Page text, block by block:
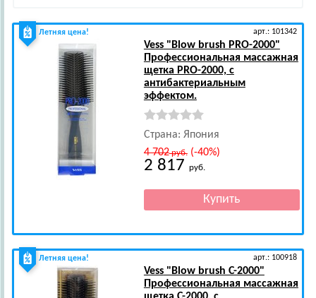
Летняя цена! арт.: 101342
Vess"Blow brush PRO-2000"
Профессиональная массажная
щетка PRO-2000, с
антибактериальным
эффектом.
Страна: Япония
4 702руб.(-40%)
2 817 руб.
Летняя цена! арт.: 100918
Vess"Blow brush С-2000"
Профессиональная массажная